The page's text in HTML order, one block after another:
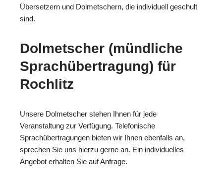
Übersetzern und Dolmetschern, die individuell geschult
sind.
Dolmetscher (mündliche
Sprachübertragung) für
Rochlitz
Unsere Dolmetscher stehen Ihnen für jede
Veranstaltung zur Verfügung. Telefonische
Sprachübertragungen bieten wir Ihnen ebenfalls an,
sprechen Sie uns hierzu gerne an. Ein individuelles
Angebot erhalten Sie auf Anfrage.